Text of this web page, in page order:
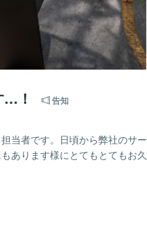
…！ 告知
当者です。日頃から弊社のサー
あります様にとてもとてもお久